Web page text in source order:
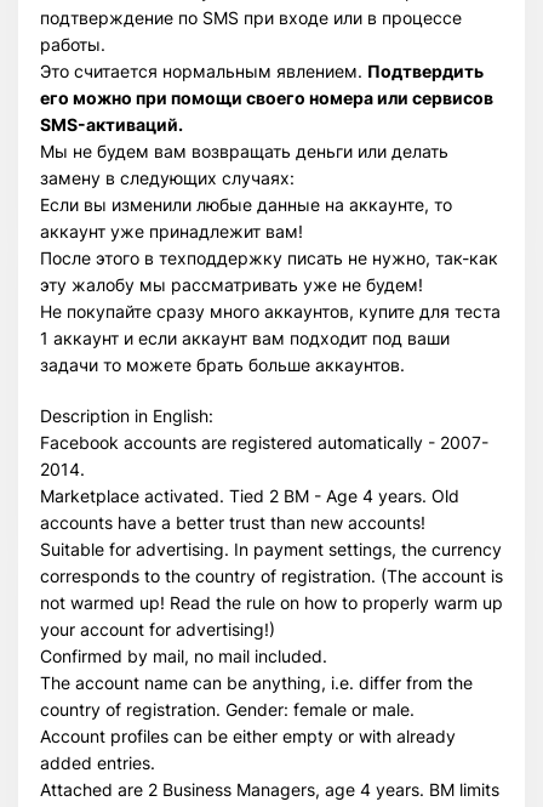
подтверждение по SMS при входе или в процессе
работы.
Это считается нормальным явлением. Подтвердить
его можно при помощи своего номера или сервисов
SMS-активаций.
Мы не будем вам возвращать деньги или делать
замену в следующих случаях:
Если вы изменили любые данные на аккаунте, то
аккаунт уже принадлежит вам!
После этого в техподдержку писать не нужно, так-как
эту жалобу мы рассматривать уже не будем!
Не покупайте сразу много аккаунтов, купите для теста
1 аккаунт и если аккаунт вам подходит под ваши
задачи то можете брать больше аккаунтов.
Description in English:
Facebook accounts are registered automatically - 2007-
2014.
Marketplace activated. Tied 2 BM - Age 4 years. Old
accounts have a better trust than new accounts!
Suitable for advertising. In payment settings, the currency
corresponds to the country of registration. (The account is
not warmed up! Read the rule on how to properly warm up
your account for advertising!)
Confirmed by mail, no mail included.
The account name can be anything, i.e. differ from the
country of registration. Gender: female or male.
Account profiles can be either empty or with already
added entries.
Attached are 2 Business Managers, age 4 years. BM limits